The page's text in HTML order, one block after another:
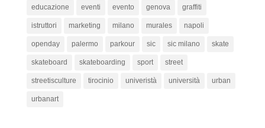
educazione eventi evento genova graffiti
istruttori marketing milano murales napoli
openday palermo parkour sic sic milano skate
skateboard skateboarding sport street
streetisculture tirocinio univeristà università urban
urbanart